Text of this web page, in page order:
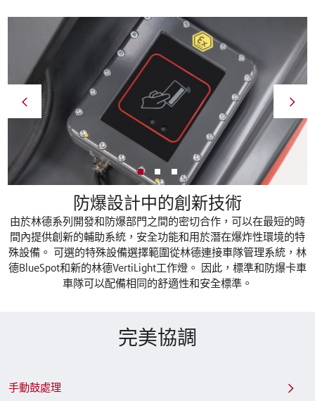
防爆設計中的創新技術
由於林德系列開發和防爆部門之間的密切合作，可以在最短的時
間內提供創新的輔助系統，安全功能和用於潛在爆炸性環境的特
殊設備。 可選的特殊設備選擇範圍從林德連接車隊管理系統，林
德BlueSpot和新的林德VertiLight工作燈。 因此，標準和防爆卡車
車隊可以配備相同的舒適性和安全標準。
完美協調
手動鼓處理